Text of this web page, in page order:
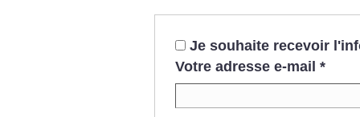
Je souhaite recevoir
Votre adresse e-mail *